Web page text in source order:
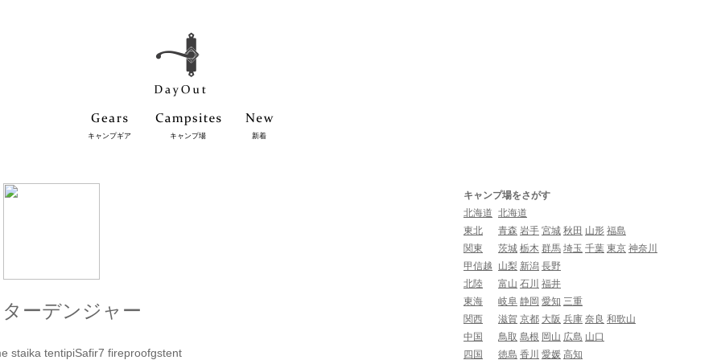
キャンプギア キャンプ場 新着
ターデンジャー
staika tentipiSafir7 fireproofgstent
キャンプ場をさがす
北海道 北海道
東北
青森 岩手 宮城 秋田 山形 福島
関東
茨城 栃木 群馬 埼玉 千葉 東京 神奈川
甲信越
山梨 新潟 長野
北陸
富山 石川 福井
東海
岐阜 静岡 愛知 三重
関西
滋賀 京都 大阪 兵庫 奈良 和歌山
中国
鳥取 島根 岡山 広島 山口
四国
徳島 香川 愛媛 高知